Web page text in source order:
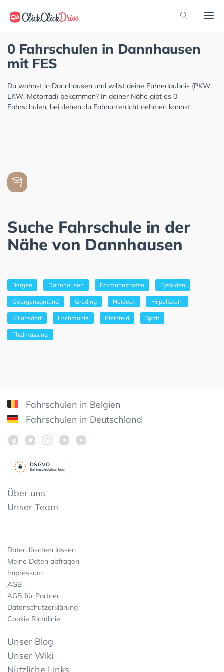
0 Fahrschulen in Dannhausen
mit FES
Du wohnst in Dannhausen und willst deine Fahrerlaubnis (PKW,
LKW, Motorrad) bekommen? In deiner Nähe gibt es 0
Fahrschulen, bei denen du Fahrunterricht nehmen kannst.
Suche Fahrschule in der
Nähe von Dannhausen
Bergen Dannhausen Eckmannshofen Eysölden
Georgensgmünd Greding Heideck Hilpoltstein
Kiliansdorf Lochmühle Pleinfeld Spalt
Thalmässing
Fahrschulen in Belgien
Fahrschulen in Deutschland
Datenschutzkonform
DSGVO
Über uns
Unser Team
Daten löschen lassen
Meine Daten abfragen
Impressum
AGB
AGB für Partner
Datenschutzerklärung
Cookie Richtlinie
Unser Blog
Unser Wiki